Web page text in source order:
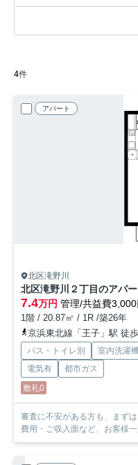
4件
アパート
北区滝野川
北区滝野川２丁目のアパー
7.4万円 管理/共益費3,000
1階 / 20.87㎡ / 1R /築26年
京浜東北線「王子」駅 徒
バス・トイレ別 室内洗濯
電気有
都市ガス
敷礼0
審査に不安がある方も、まずはお気軽
費用・ご収入面など、お客様